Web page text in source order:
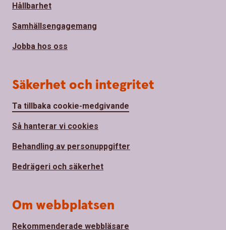
Hållbarhet
Samhällsengagemang
Jobba hos oss
Säkerhet och integritet
Ta tillbaka cookie-medgivande
Så hanterar vi cookies
Behandling av personuppgifter
Bedrägeri och säkerhet
Om webbplatsen
Rekommenderade webbläsare